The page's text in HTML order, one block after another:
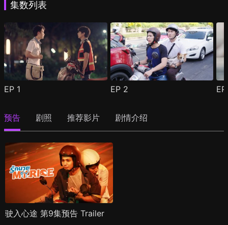
集数列表
EP 1 EP 2
预告 剧照 推荐影片 剧情介绍
驶入心途 第9集预告 Trailer